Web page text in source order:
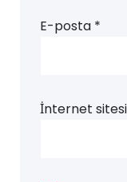
E-posta *
İnternet sitesi